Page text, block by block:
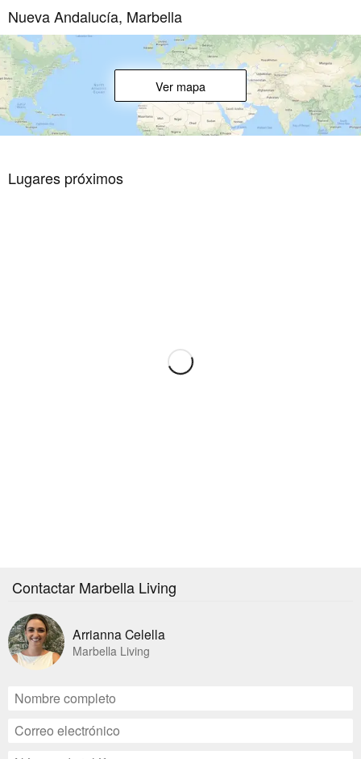
Nueva Andalucía, Marbella
Ver mapa
Lugares próximos
Contactar Marbella Living
Arrianna Celella
Marbella Living